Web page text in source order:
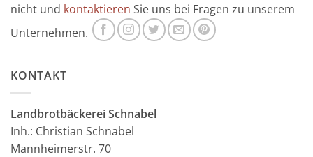
nicht und kontaktieren Sie uns bei Fragen zu unserem
Unternehmen.
KONTAKT
Landbrotbäckerei Schnabel
Inh.: Christian Schnabel
Mannheimerstr. 70